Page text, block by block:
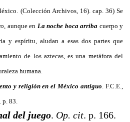
(Colección Archivos, 16). cap 36) Se
, aunque en La noche boca arriba cuerpo y
y espíritu, aludan a esas dos partes que
de los aztecas, es una metáfora del
humana.
y religión en el México antiguo . F.C.E.,
83.
del juego. Op. cit. p. 166.